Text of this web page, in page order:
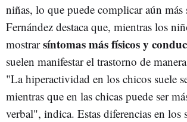
niñas, lo que puede complicar aún más
Fernández destaca que, mientras los
mostrarsíntomas más físicos y
suelen manifestar el trastorno de
"La hiperactividad en los chicos suele
mientras que en las chicas puede ser
verbal", indica. Estas diferencias en los